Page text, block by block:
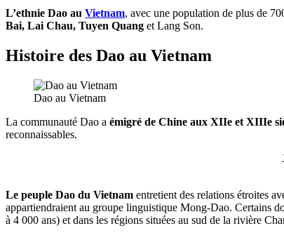
L’ethnie Dao au Vietnam, avec une population de plus de
Bai, Lai Chau, Tuyen Quang et Lang Son.
Histoire des Dao au Vietnam
Dao au Vietnam
La communauté Dao a émigré de Chine aux XIIe et XIIIe
reconnaissables.
Le peuple Dao du Vietnam entretient des relations étroites
appartiendraient au groupe linguistique Mong-Dao. Certains
à 4 000 ans) et dans les régions situées au sud de la rivière